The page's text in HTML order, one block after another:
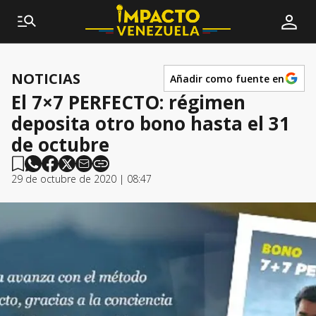
NOTICIAS Añadir como fuente en
El 7×7 PERFECTO: régimen
deposita otro bono hasta el 31
de octubre
29 de octubre de 2020 | 08:47